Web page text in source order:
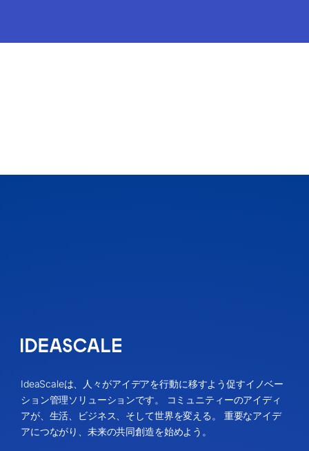
IdeaScaleは、人々がアイデアを行動に移すよう促すイノベー
ション管理ソリューションです。 コミュニティーのアイディ
アが、生活、ビジネス、そして世界を変える。 重要なアイデ
アにつながり、未来の共同創造を始めよう。